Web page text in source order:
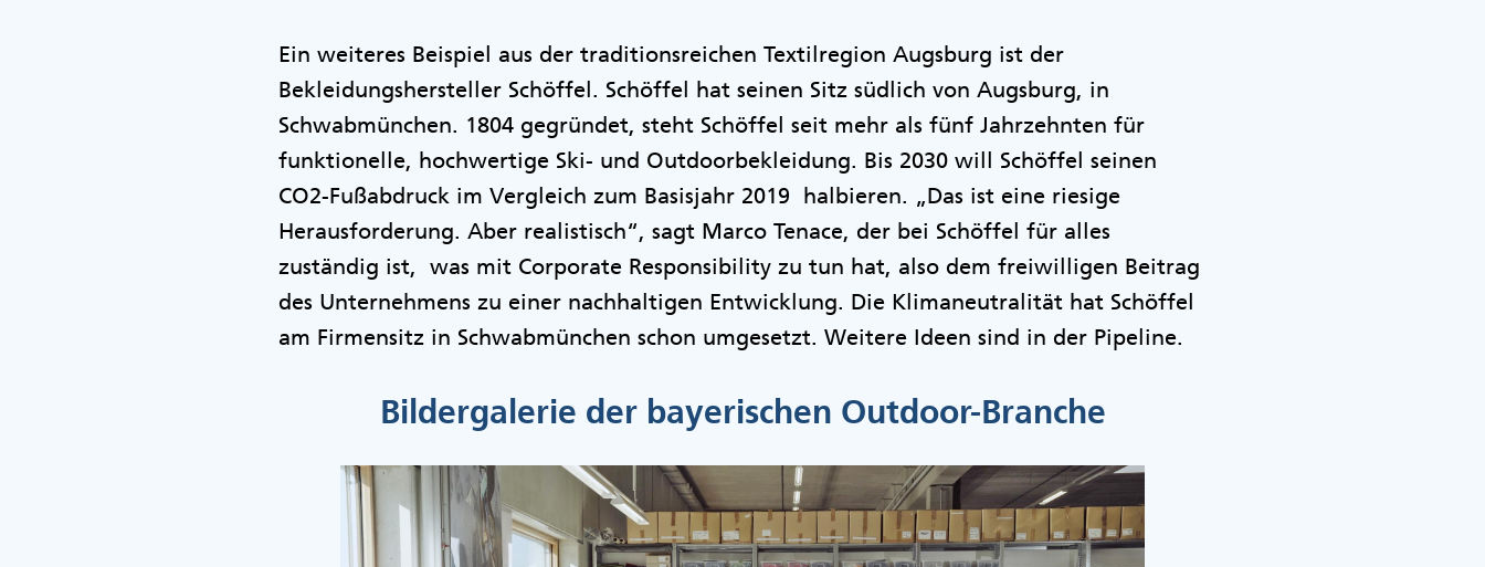
Ein weiteres Beispiel aus der traditionsreichen Textilregion Augsburg ist der
Bekleidungshersteller Schöffel. Schöffel hat seinen Sitz südlich von Augsburg, in
Schwabmünchen. 1804 gegründet, steht Schöffel seit mehr als fünf Jahrzehnten für
funktionelle, hochwertige Ski- und Outdoorbekleidung. Bis 2030 will Schöffel seinen
CO2-Fußabdruck im Vergleich zum Basisjahr 2019 halbieren. „Das ist eine riesige
Herausforderung. Aber realistisch“, sagt Marco Tenace, der bei Schöffel für alles
zuständig ist, was mit Corporate Responsibility zu tun hat, also dem freiwilligen Beitrag
des Unternehmens zu einer nachhaltigen Entwicklung. Die Klimaneutralität hat Schöffel
am Firmensitz in Schwabmünchen schon umgesetzt. Weitere Ideen sind in der Pipeline.
Bildergalerie der bayerischen Outdoor-Branche